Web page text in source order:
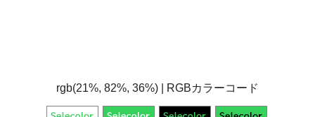
rgb(21%, 82%, 36%) | RGBカラーコード